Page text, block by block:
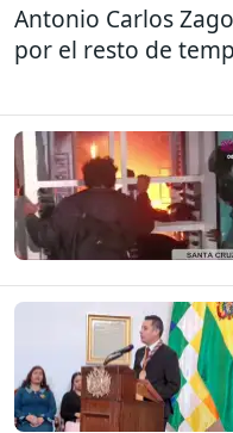
Antonio Carlos
por el resto de